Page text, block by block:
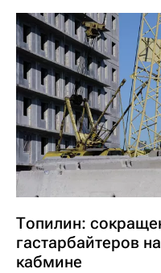
Топилин:
гастарбайтеров
кабмине